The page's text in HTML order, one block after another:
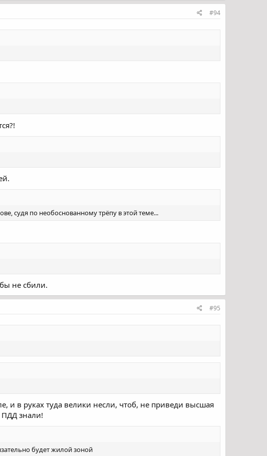
#94
судя по необоснованному трёпу в этой теме...
не сбили.
#95
и в руках туда велики несли, чтоб, не приведи высшая
ПДД знали!
будет жилой зоной